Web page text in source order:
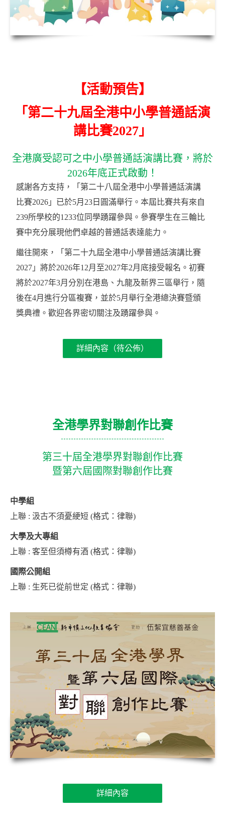
【活動預告】
「第二十九屆全港中小學普通話演
講比賽2027」
全港廣受認可之中小學普通話演講比賽，將於
2026年底正式啟動！
感謝各方支持，「第二十八屆全港中小學普通話演講
比賽2026」已於5月23日圓滿舉行。本屆比賽共有來自
239所學校的1233位同學踴躍參與。參賽學生在三輪比
賽中充分展現他們卓越的普通話表達能力。
繼往開來，「第二十九屆全港中小學普通話演講比賽
2027」將於2026年12月至2027年2月底接受報名。初賽
將於2027年3月分別在港島、九龍及新界三區舉行，隨
後在4月進行分區複賽，並於5月舉行全港總決賽暨頒
獎典禮。歡迎各界密切關注及踴躍參與。
詳細內容（待公佈）
全港學界對聯創作比賽
第三十屆全港學界對聯創作比賽
暨第六屆國際對聯創作比賽
中學組
上聯 : 汲古不須憂綆短 (格式：律聯)
大學及大專組
上聯 : 客至但須樽有酒 (格式：律聯)
國際公開組
上聯 : 生死已從前世定 (格式：律聯)
詳細內容